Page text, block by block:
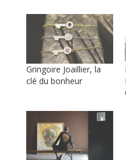
Gringoire Joaillier, la
clé du bonheur